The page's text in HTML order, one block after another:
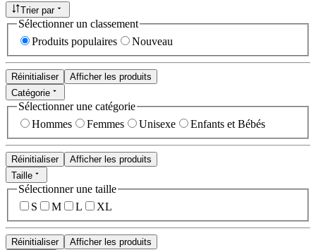
Trier par
Sélectionner un classement
Produits populaires
Nouveau
Réinitialiser
Afficher les produits
Catégorie
Sélectionner une catégorie
Hommes
Femmes Unisexe Enfants et Bébés
Réinitialiser
Afficher les produits
Taille
Sélectionner une taille
S
M L XL
Réinitialiser
Afficher les produits